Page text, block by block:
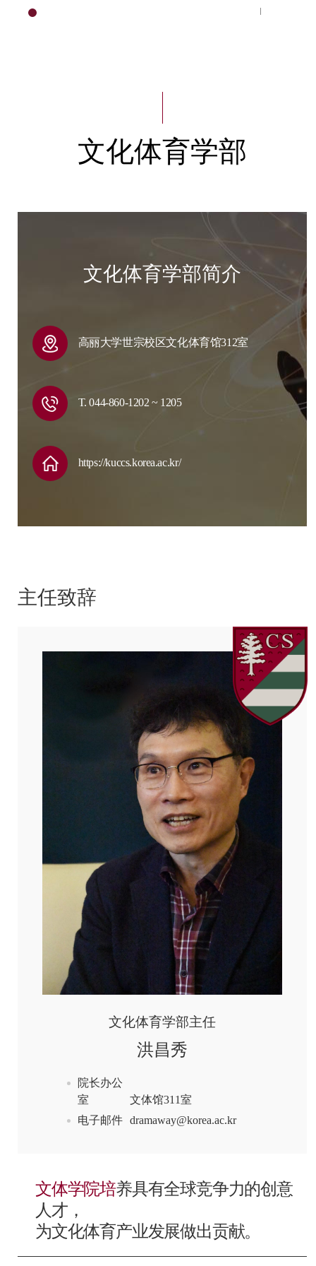
文化体育学部
文化体育学部简介
高丽大学世宗校区文化体育馆312室
T. 044-860-1202 ~ 1205
https://kuccs.korea.ac.kr/
主任致辞
文化体育学部主任
洪昌秀
院长办公
室
文体馆311室
电子邮件 dramaway@korea.ac.kr
文体学院培养具有全球竞争力的创意
人才，
为文化体育产业发展做出贡献。